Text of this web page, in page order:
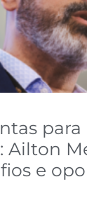
para
Ailton
e